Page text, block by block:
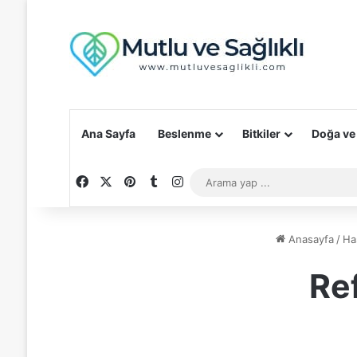
Ana Sayfa Beslenme Bitkiler Doğa
FacebookPinterest
TumblrInstagram
Anasayfa /